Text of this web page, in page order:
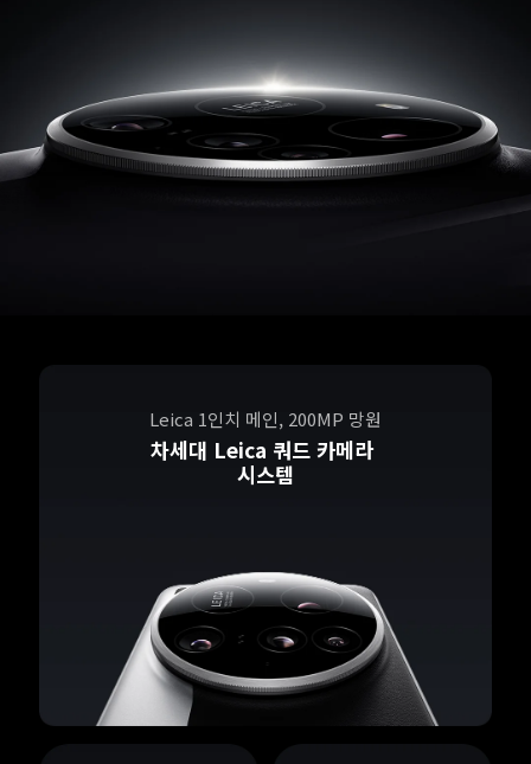
Leica 1인치 메인, 200MP 망원
차세대 Leica 쿼드 카메라
시스템